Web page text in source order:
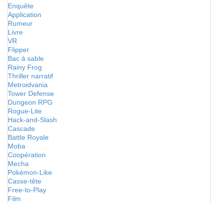
Enquête
Application
Rumeur
Livre
VR
Flipper
Bac à sable
Rainy Frog
Thriller narratif
Metroidvania
Tower Defense
Dungeon RPG
Rogue-Lite
Hack-and-Slash
Cascade
Battle Royale
Moba
Coopération
Mecha
Pokémon-Like
Casse-tête
Free-to-Play
Film